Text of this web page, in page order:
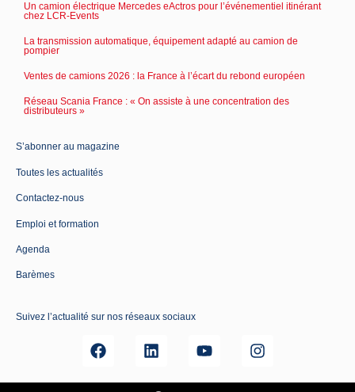
Un camion électrique Mercedes eActros pour l’événementiel itinérant
chez LCR-Events
La transmission automatique, équipement adapté au camion de
pompier
Ventes de camions 2026 : la France à l’écart du rebond européen
Réseau Scania France : « On assiste à une concentration des
distributeurs »
S’abonner au magazine
Toutes les actualités
Contactez-nous
Emploi et formation
Agenda
Barèmes
Suivez l’actualité sur nos réseaux sociaux